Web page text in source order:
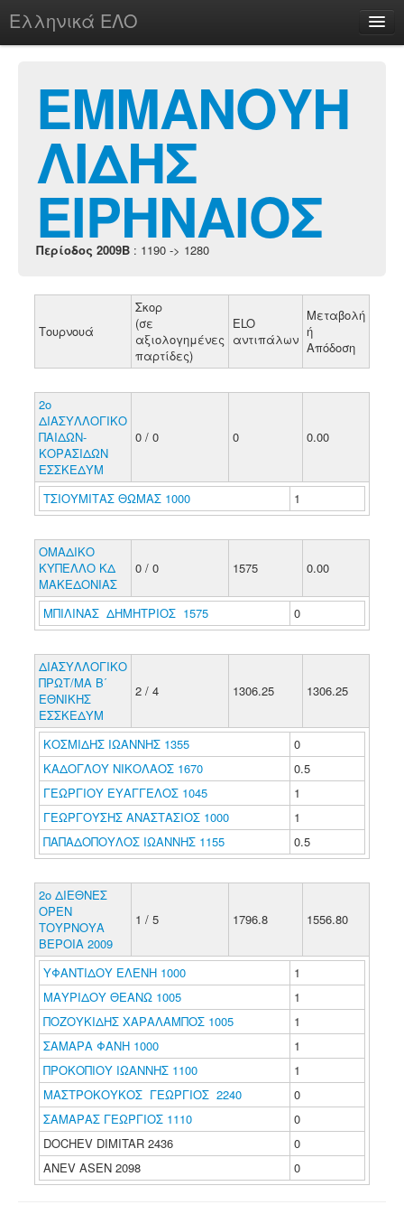
Ελληνικά ΕΛΟ
chesstu.be @ discord
Login
ΕΜΜΑΝΟΥΗ
ΛΙΔΗΣ
ΕΙΡΗΝΑΙΟΣ
Περίοδος 2009B : 1190 -> 1280
Τουρνουά
Σκορ
(σε
αξιολογημένες
παρτίδες)
ELO
αντιπάλων
Μεταβολή
ή
Απόδοση
2ο
ΔΙΑΣΥΛΛΟΓΙΚΟ
ΠΑΙΔΩΝ-
ΚΟΡΑΣΙΔΩΝ
ΕΣΣΚΕΔΥΜ
0 / 0 0 0.00
ΤΣΙΟΥΜΙΤΑΣ ΘΩΜΑΣ 1000 1
ΟΜΑΔΙΚΟ
ΚΥΠΕΛΛΟ ΚΔ
ΜΑΚΕΔΟΝΙΑΣ
0 / 0 1575 0.00
ΜΠΙΛΙΝΑΣ ΔΗΜΗΤΡΙΟΣ 1575 0
ΔΙΑΣΥΛΛΟΓΙΚΟ
ΠΡΩΤ/ΜΑ Β΄
ΕΘΝΙΚΗΣ
ΕΣΣΚΕΔΥΜ
2 / 4 1306.25 1306.25
ΚΟΣΜΙΔΗΣ ΙΩΑΝΝΗΣ 1355
0
ΚΑΔΟΓΛΟΥ ΝΙΚΟΛΑΟΣ 1670
0.5
ΓΕΩΡΓΙΟΥ ΕΥΑΓΓΕΛΟΣ 1045
1
ΓΕΩΡΓΟΥΣΗΣ ΑΝΑΣΤΑΣΙΟΣ 1000
1
ΠΑΠΑΔΟΠΟΥΛΟΣ ΙΩΑΝΝΗΣ 1155
0.5
2o ΔΙΕΘΝΕΣ
ΟΡΕΝ
ΤΟΥΡΝΟΥΑ
ΒΕΡΟΙΑ 2009
1 / 5 1796.8 1556.80
ΥΦΑΝΤΙΔΟΥ ΕΛΕΝΗ 1000
1
ΜΑΥΡΙΔΟΥ ΘΕΑΝΩ 1005
1
ΠΟΖΟΥΚΙΔΗΣ ΧΑΡΑΛΑΜΠΟΣ 1005
1
ΣΑΜΑΡΑ ΦΑΝΗ 1000
1
ΠΡΟΚΟΠΙΟΥ ΙΩΑΝΝΗΣ 1100
1
ΜΑΣΤΡΟΚΟΥΚΟΣ ΓΕΩΡΓΙΟΣ 2240
0
ΣΑΜΑΡΑΣ ΓΕΩΡΓΙΟΣ 1110
0
DOCHEV DIMITAR 2436
0
ANEV ASEN 2098
0